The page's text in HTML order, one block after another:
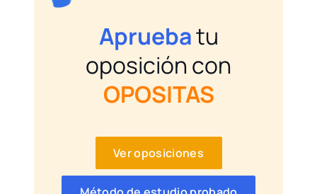
Apruebatu
oposición con
OPOSITAS
Ver oposiciones